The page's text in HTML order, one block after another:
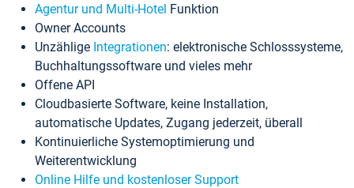
Agentur und Multi-Hotel Funktion
Owner Accounts
Unzählige Integrationen: elektronische Schlosssysteme,
Buchhaltungssoftware und vieles mehr
Offene API
Cloudbasierte Software, keine Installation,
automatische Updates, Zugang jederzeit, überall
Kontinuierliche Systemoptimierung und
Weiterentwicklung
Online Hilfe und kostenloser Support